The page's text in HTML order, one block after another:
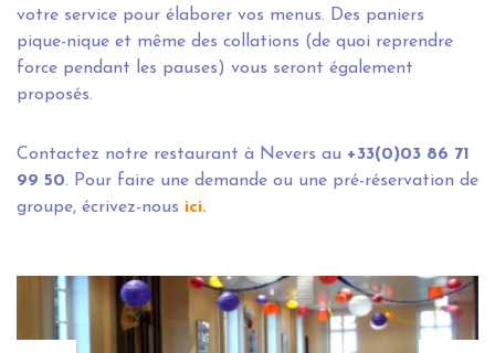
votre service pour élaborer vos menus. Des paniers
pique-nique et même des collations (de quoi reprendre
force pendant les pauses) vous seront également
proposés.
Contactez notre restaurant à Nevers au +33(0)03 86 71
99 50. Pour faire une demande ou une pré-réservation de
groupe, écrivez-nous ici.